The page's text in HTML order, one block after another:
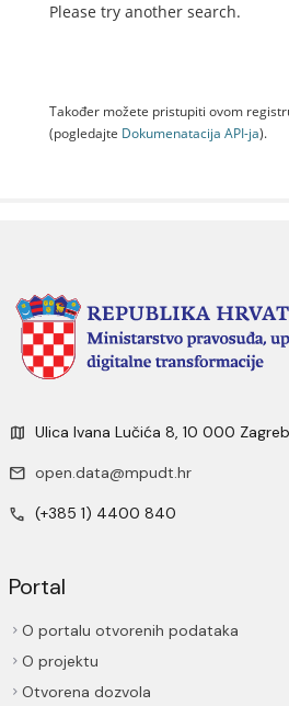
Please try another search.
Također možete pristupiti ovom
(pogledajte Dokumenаtаcijа API-jа).